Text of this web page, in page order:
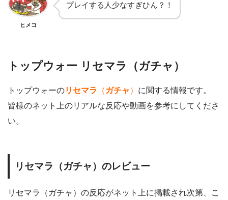
ヒメコ
プレイする人少なすぎひん？！
トップウォー リセマラ（ガチャ）
トップウォーのリセマラ （ ガチャ ） に関する情報です。
皆様のネット上のリアルな反応や動画を参考にしてくださ
い。
リセマラ（ガチャ）のレビュー
リセマラ（ガチャ）の反応がネット上に掲載され次第、こ